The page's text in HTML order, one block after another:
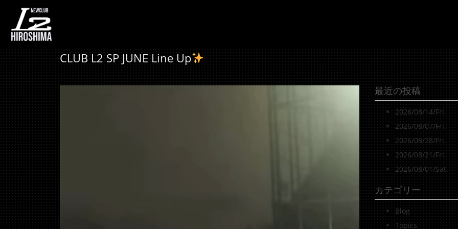
CLUB L2 SP JUNE Line Up
最近の投稿
2026/08/14/Fri.
2026/08/07/Fri.
2026/08/28/Fri.
2026/08/21/Fri.
2026/08/01/Sat.
カテゴリー
Blog
Topics